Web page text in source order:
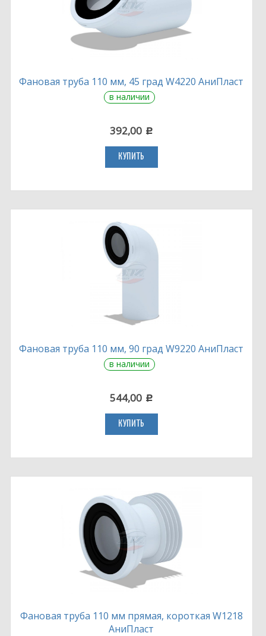
Фановая труба 110 мм, 45 град W4220 АниПласт
в наличии
392,00 c
КУПИТЬ
Фановая труба 110 мм, 90 град W9220 АниПласт
в наличии
544,00 c
КУПИТЬ
Фановая труба 110 мм прямая, короткая W1218
АниПласт